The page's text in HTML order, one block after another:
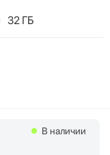
32 ГБ
В наличии